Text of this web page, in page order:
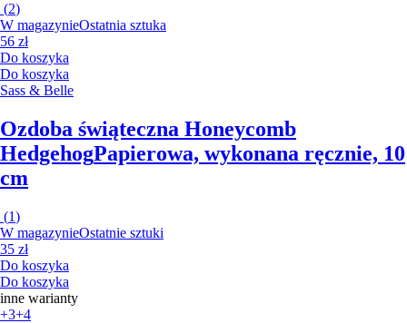
(2)
W magazynieOstatnia sztuka
56 zł
Do koszyka
Do koszyka
Sass & Belle
Ozdoba świąteczna Honeycomb
HedgehogPapierowa, wykonana ręcznie, 10
cm
(1)
W magazynieOstatnie sztuki
35 zł
Do koszyka
Do koszyka
inne warianty
+3+4